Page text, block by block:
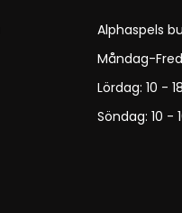
Alphaspels
Måndag-
Lördag: 10 - 18
Söndag: 10 -